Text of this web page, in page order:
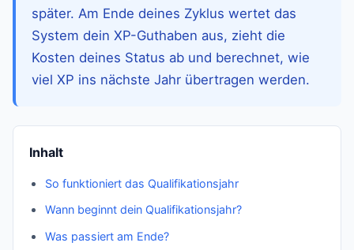
später. Am Ende deines Zyklus wertet das
System dein XP-Guthaben aus, zieht die
Kosten deines Status ab und berechnet, wie
viel XP ins nächste Jahr übertragen werden.
Inhalt
So funktioniert das Qualifikationsjahr
Wann beginnt dein Qualifikationsjahr?
Was passiert am Ende?